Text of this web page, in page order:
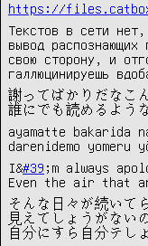
https://
Текстов в сети нет,
вывод
свою сторону, и
галлюцинируешь
謝ってばかりだなこ
誰にでも読めるよう
ayamatte bakarida
darenidemo
I&#39 ;m always
Even the air that
そんな日々が続いて
見えてしょうがない
自分にすら自分テし